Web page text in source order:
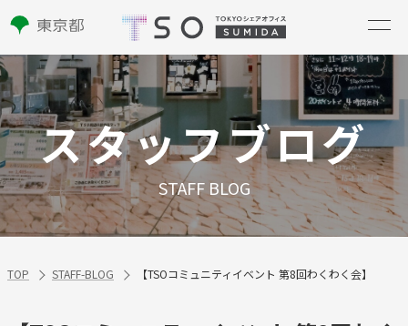
スタッフブログ
STAFF BLOG
TOP STAFF-BLOG 【TSOコミュニティイベント 第8回わくわく会】